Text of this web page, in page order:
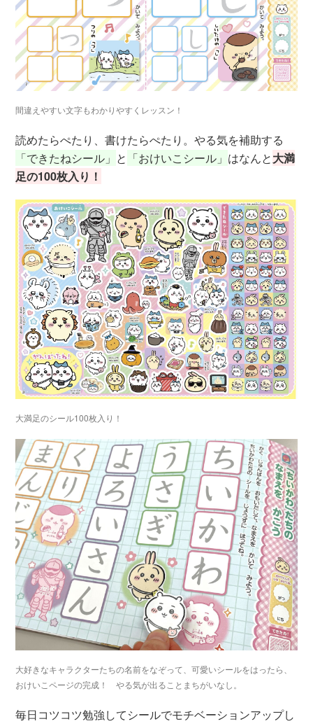
間違えやすい文字もわかりやすくレッスン！
読めたらぺたり、書けたらぺたり。やる気を補助する
「できたねシール」 と 「おけいこシール」 はなんと大満
足の100枚入り！
大満足のシール100枚入り！
大好きなキャラクターたちの名前をなぞって、可愛いシールをはったら、
おけいこページの完成！ やる気が出ることまちがいなし。
毎日コツコツ勉強してシールでモチベーションアップし